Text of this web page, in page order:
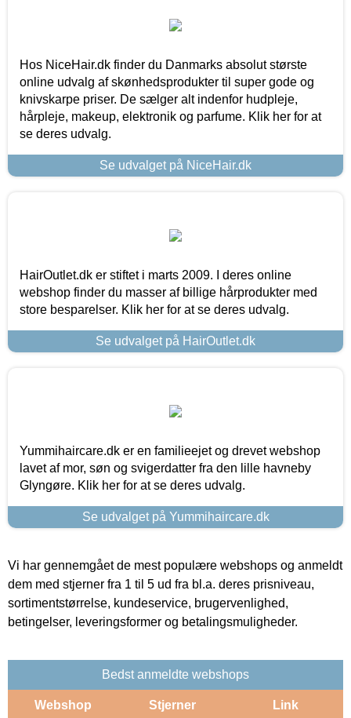
Hos NiceHair.dk finder du Danmarks absolut største
online udvalg af skønhedsprodukter til super gode og
knivskarpe priser. De sælger alt indenfor hudpleje,
hårpleje, makeup, elektronik og parfume. Klik her for at
se deres udvalg.
Se udvalget på NiceHair.dk
HairOutlet.dk er stiftet i marts 2009. I deres online
webshop finder du masser af billige hårprodukter med
store besparelser. Klik her for at se deres udvalg.
Se udvalget på HairOutlet.dk
Yummihaircare.dk er en familieejet og drevet webshop
lavet af mor, søn og svigerdatter fra den lille havneby
Glyngøre. Klik her for at se deres udvalg.
Se udvalget på Yummihaircare.dk
Vi har gennemgået de mest populære webshops og anmeldt
dem med stjerner fra 1 til 5 ud fra bl.a. deres prisniveau,
sortimentstørrelse, kundeservice, brugervenlighed,
betingelser, leveringsformer og betalingsmuligheder.
Bedst anmeldte webshops
Webshop Stjerner Link